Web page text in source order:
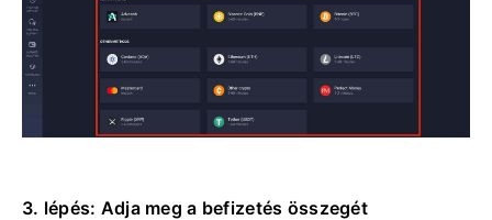
3. lépés: Adja meg a befizetés összegét